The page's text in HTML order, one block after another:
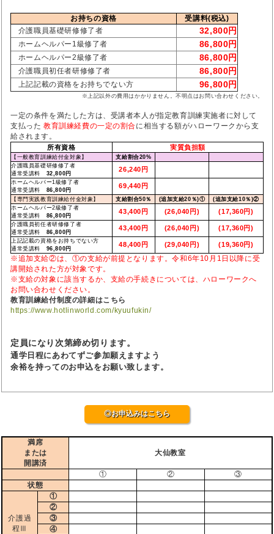
お持ちの資格
受講料(税込)
介護職員基礎研修修了者
32,800円
ホームヘルパー1級修了者 86,800円
ホームヘルパー2級修了者 86,800円
介護職員初任者研修修了者 86,800円
上記記載の資格をお持ちでない方 96,800円
※上記以外の費用はかかりません。不明点はお問い合わせください。
一定の条件を満たした方は、受講者本人が指定教育訓練実施者に対して
支払った 教育訓練経費の一定の割合に相当する額がハローワークから支
給されます。
所有資格 実質負担額
【一般教育訓練給付金対象】 支給割合20%
介護職員基礎研修修了者
通常受講料 32,800円
26,240円
ホームヘルパー1級修了者
通常受講料 86,800円
69,440円
【専門実践教育訓練給付金対象】 支給割合50％ (追加支給20％)① (追加支給10％)②
ホームヘルパー2級修了者
通常受講料 86,800円
43,400円 (26,040円) (17,360円)
介護職員初任者研修修了者
通常受講料 86,800円
43,400円 (26,040円) (17,360円)
上記記載の資格をお持ちでない方
通常受講料 96,800円
48,400円 (29,040円) (19,360円)
※追加支給②は、①の支給が前提となります。令和6年10月1日以降に受
講開始された方が対象です。
※支給の対象に該当するか、支給の手続きについては、ハローワークへ
お問い合わせください。
教育訓練給付制度の詳細はこちら
https://www.hotlinworld.com/kyuufukin/
定員になり次第締め切ります。
通学日程にあわてずご参加願えますよう
余裕を持ってのお申込をお願い致します。
◎お申込みはこちら
満席
または
開講済
大仙教室
① ②
③
状態
介護過
程Ⅲ
①
②
③
④